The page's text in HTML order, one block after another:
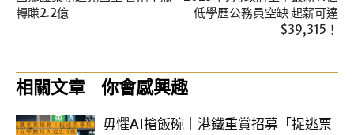
轉賺2.2億
低學歷公務員空缺 起薪可達
$39,315！
相關文章 你會感興趣
毋懼AI搶飯碗｜港鐵重賞招募「捉逃票